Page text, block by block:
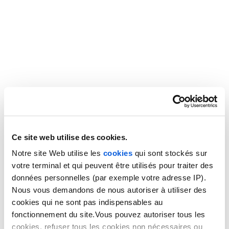
Ce site web utilise des cookies.
Notre site Web utilise les cookies qui sont stockés sur
votre terminal et qui peuvent être utilisés pour traiter des
données personnelles (par exemple votre adresse IP).
Nous vous demandons de nous autoriser à utiliser des
cookies qui ne sont pas indispensables au
fonctionnement du site.Vous pouvez autoriser tous les
cookies, refuser tous les cookies non nécessaires ou
DOMAINES